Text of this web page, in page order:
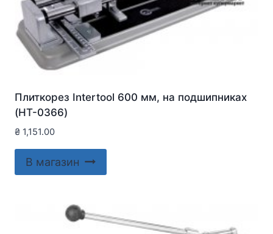
Плиткорез Intertool 600 мм, на подшипниках
(HT-0366)
₴ 1,151.00
В магазин